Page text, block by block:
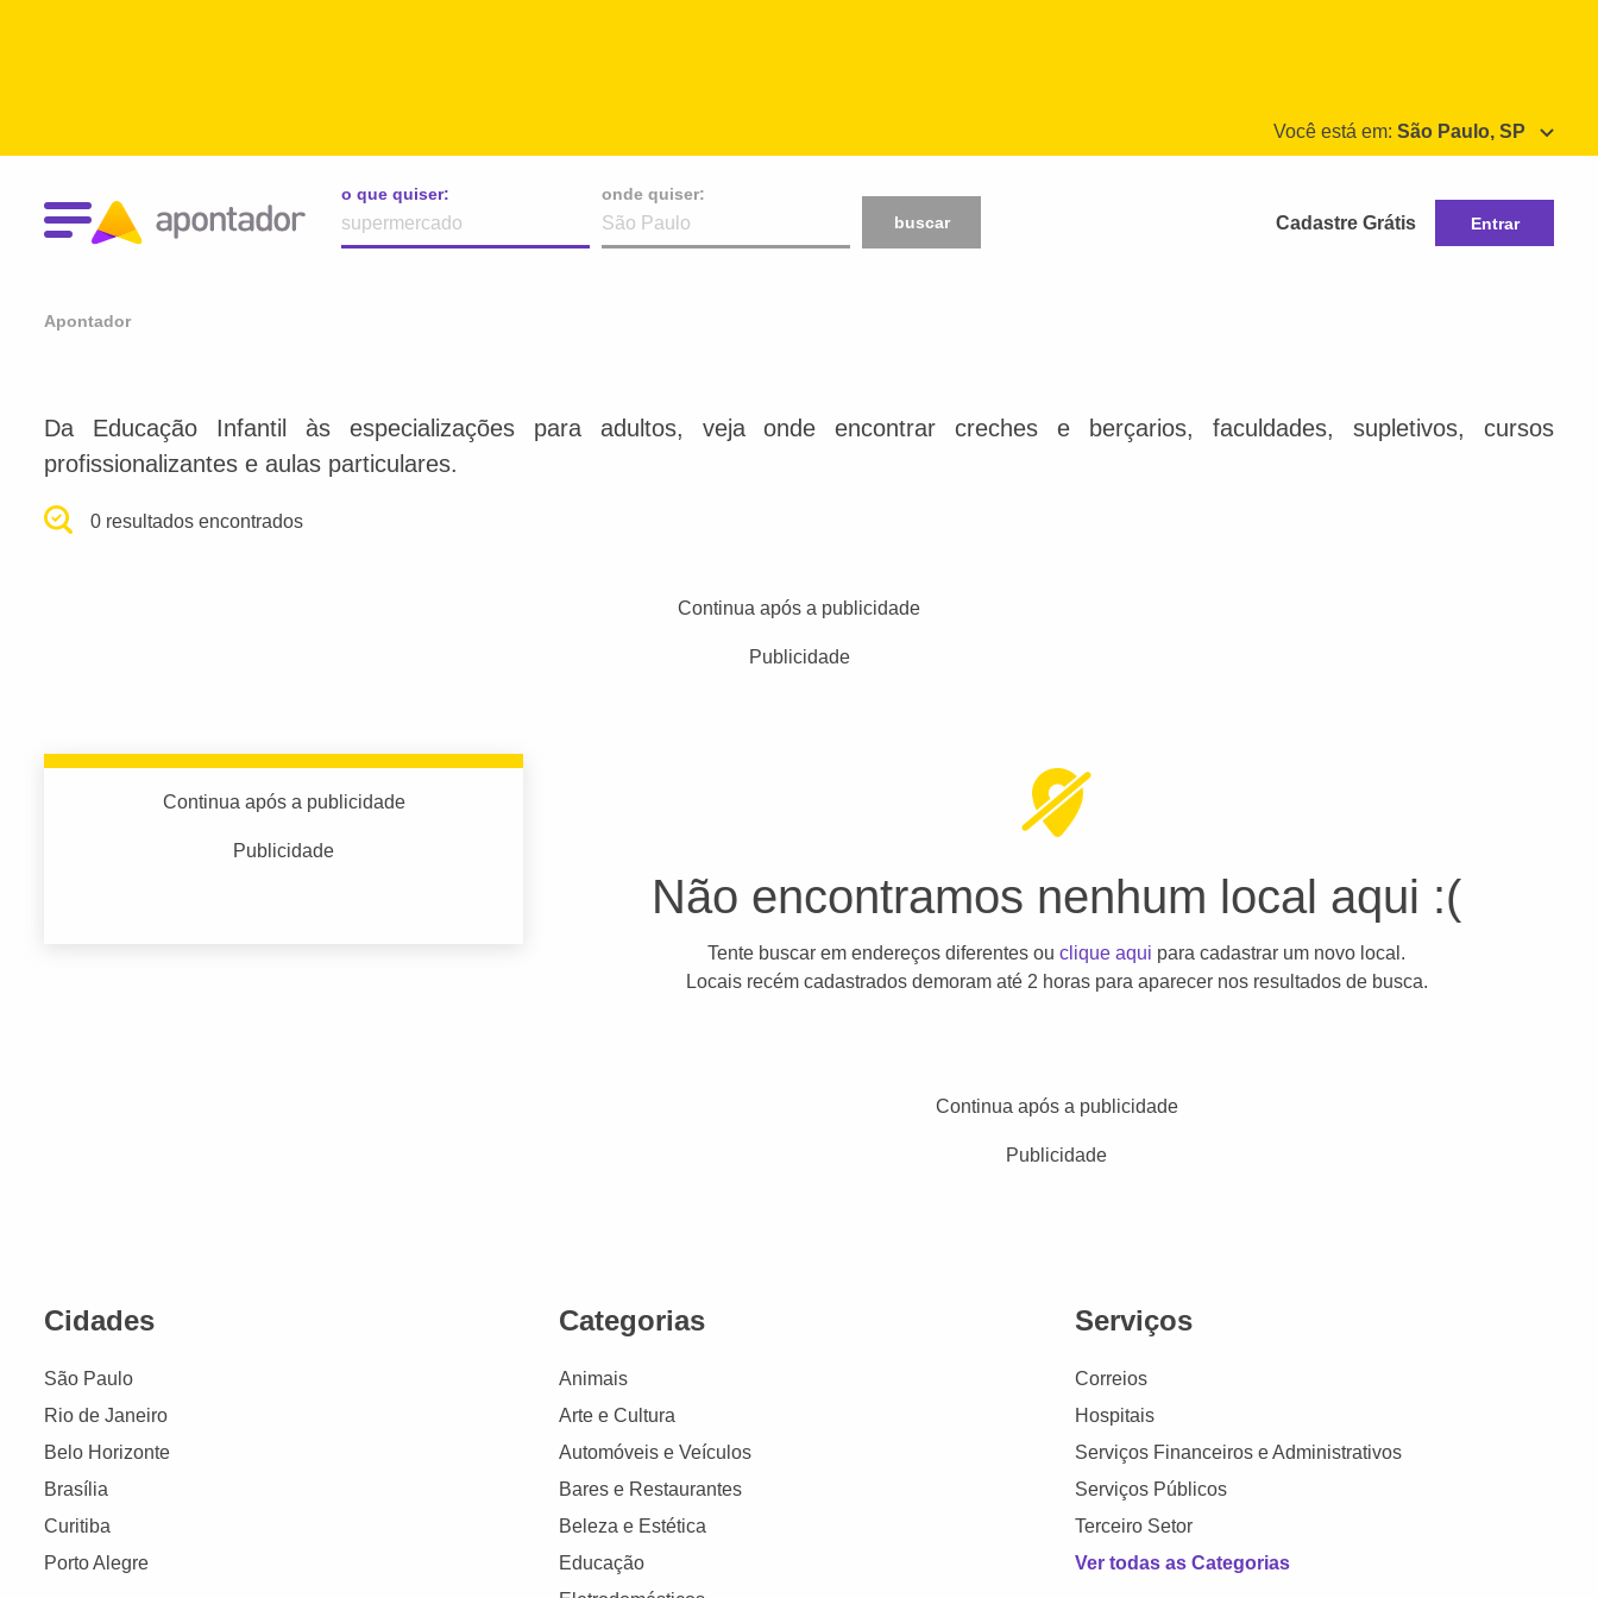
Você está em: São Paulo, SP
o que quiser:
onde quiser:
buscar
Cadastre Grátis Entrar
Apontador
Da Educação Infantil às especializações para adultos, veja onde encontrar creches e berçarios, faculdades, supletivos, cursos
profissionalizantes e aulas particulares.
0 resultados encontrados
Continua após a publicidade
Publicidade
Continua após a publicidade
Publicidade
Não encontramos nenhum local aqui :(
Tente buscar em endereços diferentes ouclique aqui para cadastrar um novo local.
Locais recém cadastrados demoram até 2 horas para aparecer nos resultados de busca.
Continua após a publicidade
Publicidade
Cidades
São Paulo
Rio de Janeiro
Belo Horizonte
Brasília
Curitiba
Porto Alegre
Categorias
Animais
Arte e Cultura
Automóveis e Veículos
Bares e Restaurantes
Beleza e Estética
Educação
Serviços
Correios
Hospitais
Serviços Financeiros e Administrativos
Serviços Públicos
Terceiro Setor
Ver todas as Categorias